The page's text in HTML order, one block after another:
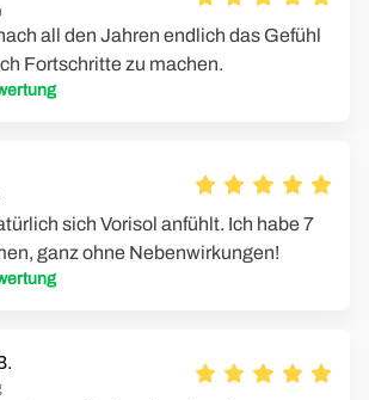
all den Jahren endlich das Gefühl
Fortschritte zu machen.
sich Vorisol anfühlt. Ich habe 7
ganz ohne Nebenwirkungen!